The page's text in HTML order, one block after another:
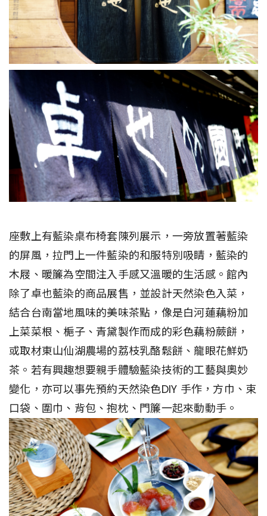
座敷上有藍染桌布椅套陳列展示，一旁放置著藍染
的屏風，拉門上一件藍染的和服特別吸睛，藍染的
木屐、暖簾為空間注入手感又溫暖的生活感。館內
除了卓也藍染的商品展售，並設計天然染色入菜，
結合台南當地風味的美味茶點，像是白河蓮藕粉加
上菜菜根、梔子、青黛製作而成的彩色藕粉蕨餅，
或取材東山仙湖農場的荔枝乳酪鬆餅、龍眼花鮮奶
茶。若有興趣想要親手體驗藍染技術的工藝與奧妙
變化，亦可以事先預約天然染色DIY 手作，方巾、束
口袋、圍巾、背包、抱枕、門簾一起來動動手。